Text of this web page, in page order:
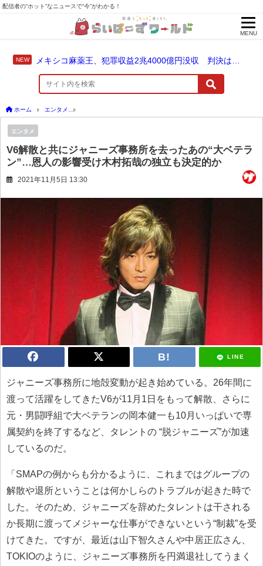
配信者の“ホット”なニュースで“今”がわかる！
MENU
ホーム エンタメ
エンタメ
V6解散と共にジャニーズ事務所を去ったあの“大ベテラ
ン”…恩人の影響受け木村拓哉の独立も決定的か
2021年11月5日 13:30
LINE
ジャニーズ事務所に地殻変動が起き始めている。26年間に
渡って活躍をしてきたV6が11月1日をもって解散、さらに
元・男闘呼組で大ベテランの岡本健一も10月いっぱいで専
属契約を終了するなど、タレントの “脱ジャニーズ”が加速
しているのだ。
「SMAPの例からも分かるように、これまではグループの
解散や退所ということは何かしらのトラブルが起きた時で
した。そのため、ジャニーズを辞めたタレントは干される
か長期に渡ってメジャーな仕事ができないという“制裁”を受
けてきた。ですが、最近は山下智久さんや中居正広さん、
TOKIOのように、ジャニーズ事務所を円満退社してうまく